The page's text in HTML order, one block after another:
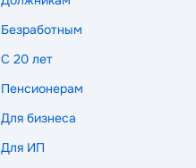
Безработным
С 20 лет
Пенсионерам
Для бизнеса
Для ИП